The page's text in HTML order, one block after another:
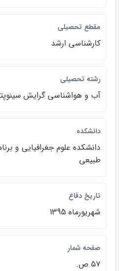
مقطع تحصيلي
كارشناسي ارشد
رشته تحصيلي
آب و هواشناسي گرايش
دانشكده
دانشكده علوم جغرافيايي و
طبيعي
تاريخ دفاع
شهريورماه 1395
صفحه شمار
۵۷ ص.